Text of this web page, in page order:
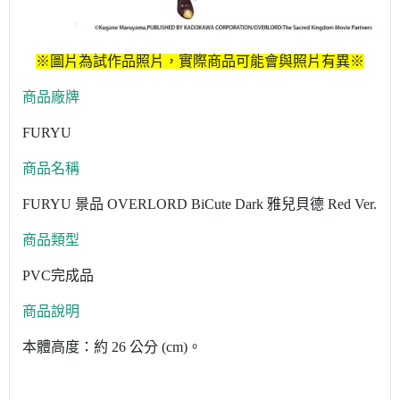
※圖片為試作品照片，實際商品可能會與照片有異※
商品廠牌
FURYU
商品名稱
FURYU 景品 OVERLORD BiCute Dark 雅兒貝德 Red Ver.
商品類型
PVC完成品
商品說明
本體高度：約 26 公分 (cm)。